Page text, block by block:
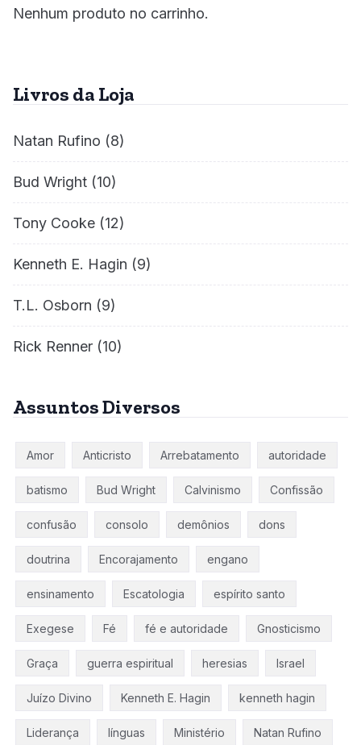
Nenhum produto no carrinho.
Livros da Loja
Natan Rufino (8)
Bud Wright (10)
Tony Cooke (12)
Kenneth E. Hagin (9)
T.L. Osborn (9)
Rick Renner (10)
Assuntos Diversos
Amor Anticristo Arrebatamento autoridade
batismo Bud Wright Calvinismo Confissão
confusão consolo demônios dons
doutrina Encorajamento engano
ensinamento Escatologia espírito santo
Exegese Fé fé e autoridade Gnosticismo
Graça guerra espiritual heresias Israel
Juízo Divino Kenneth E. Hagin kenneth hagin
Liderança línguas Ministério Natan Rufino